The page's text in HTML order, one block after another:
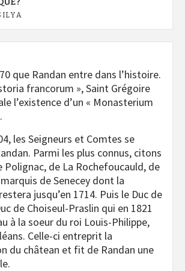
?
IL Y A
que Randan entre dans l’histoire.
francorum », Saint Grégoire
l’existence d’un « Monasterium
les Seigneurs et Comtes se
Parmi les plus connus, citons
Polignac, de La Rochefoucauld, de
de Senecey dont la
jusqu’en 1714. Puis le Duc de
de Choiseul-Praslin qui en 1821
à la soeur du roi Louis-Philippe,
Celle-ci entreprit la
du châtean et fit de Randan une